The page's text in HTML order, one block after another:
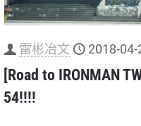
雷彬冶文 2018-04-
[Road to IRONMAN
54!!!!